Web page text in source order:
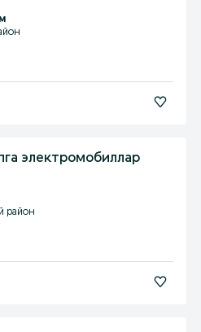
электромобиллар
район